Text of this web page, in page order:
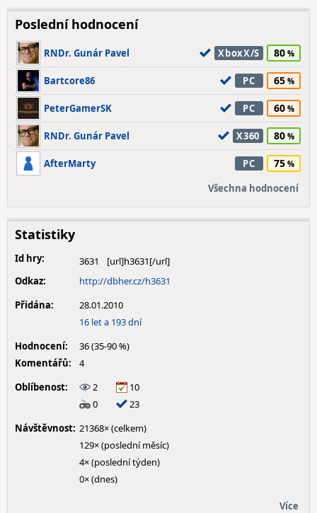
Poslední hodnocení
RNDr. Gunár Pavel XboxX/S 80
Bartcore86 PC 65
PeterGamerSK PC 60
RNDr. Gunár Pavel X360 80
AfterMarty PC 75
Všechna hodnocení
Statistiky
Id hry:
3631
Odkaz:
http://dbher.cz/h3631
Přidána:
28.01.2010
16 let a 193 dní
Hodnocení:
36 (35-90 %)
Komentářů:
4
Oblíbenost:
2
10
0
23
Návštěvnost: 21368× (celkem)
129× (poslední měsíc)
4× (poslední týden)
0× (dnes)
Více